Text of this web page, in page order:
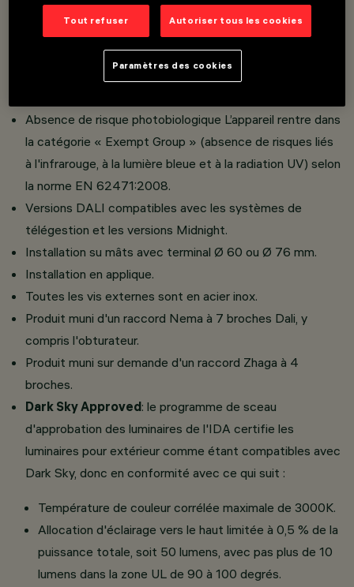
Lenses, versions à optique symétrique et elliptique,
pur anodisé, d'une lentille en méthacrylate et d'un réfl
Absence de risque photobiologique L’appareil rentre dans
la catégorie « Exempt Group » (absence de risques liés
à l'infrarouge, à la lumière bleue et à la radiation UV) selon
la norme EN 62471:2008.
Versions DALI compatibles avec les systèmes de
télégestion et les versions Midnight.
Installation su mâts avec terminal Ø 60 ou Ø 76 mm.
Installation en applique.
Toutes les vis externes sont en acier inox.
Produit muni d'un raccord Nema à 7 broches Dali, y
compris l'obturateur.
Produit muni sur demande d'un raccord Zhaga à 4
broches.
Dark Sky Approved: le programme de sceau
d'approbation des luminaires de l'IDA certifie les
luminaires pour extérieur comme étant compatibles avec
Dark Sky, donc en conformité avec ce qui suit :
Température de couleur corrélée maximale de 3000K.
Allocation d'éclairage vers le haut limitée à 0,5 % de la
puissance totale, soit 50 lumens, avec pas plus de 10
lumens dans la zone UL de 90 à 100 degrés.
Tout refuser Autoriser tous les cookies
Paramètres des cookies